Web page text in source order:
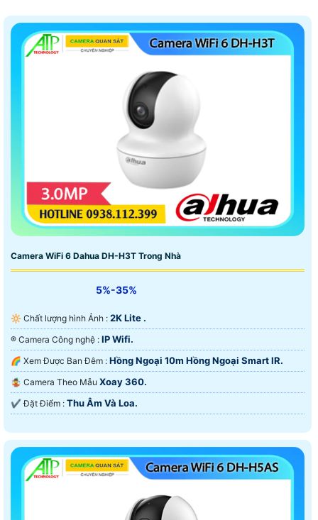
Camera WiFi 6 Dahua DH-H3T Trong Nhà
5%-35%
🔆 Chất lượng hình Ảnh : 2K Lite .
®️ Camera Công nghệ : IP Wifi.
🌈 Xem Được Ban Đêm : Hồng Ngoại 10m Hồng Ngoại Smart IR.
🤹 Camera Theo Mẫu Xoay 360.
️✔️ Đặt Điểm : Thu Âm Và Loa.